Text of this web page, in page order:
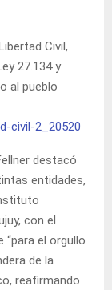
Civil,
27.134 y
al pueblo
destacó
entidades,
con el
“para el orgullo
de la
reafirmando